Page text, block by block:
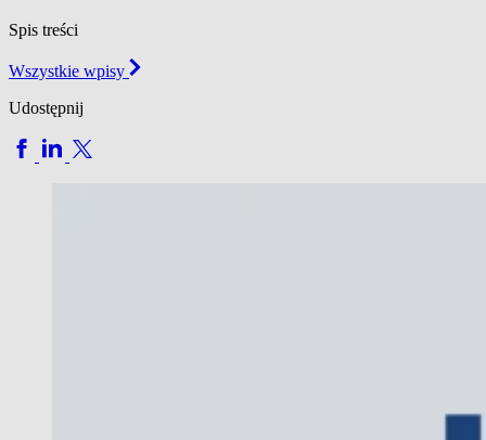
Spis treści
Wszystkie wpisy
Udostępnij